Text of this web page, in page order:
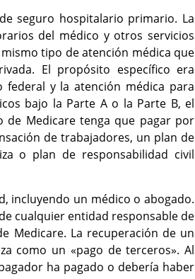
seguro hospitalario primario. La
del médico y otros servicios
tipo de atención médica que
El propósito específico era
y la atención médica para
bajo la Parte A o la Parte B, el
de Medicare tenga que pagar por
de trabajadores, un plan de
o plan de responsabilidad civil
incluyendo un médico o abogado.
cualquier entidad responsable de
Medicare. La recuperación de un
como un «pago de terceros». Al
ha pagado o debería haber